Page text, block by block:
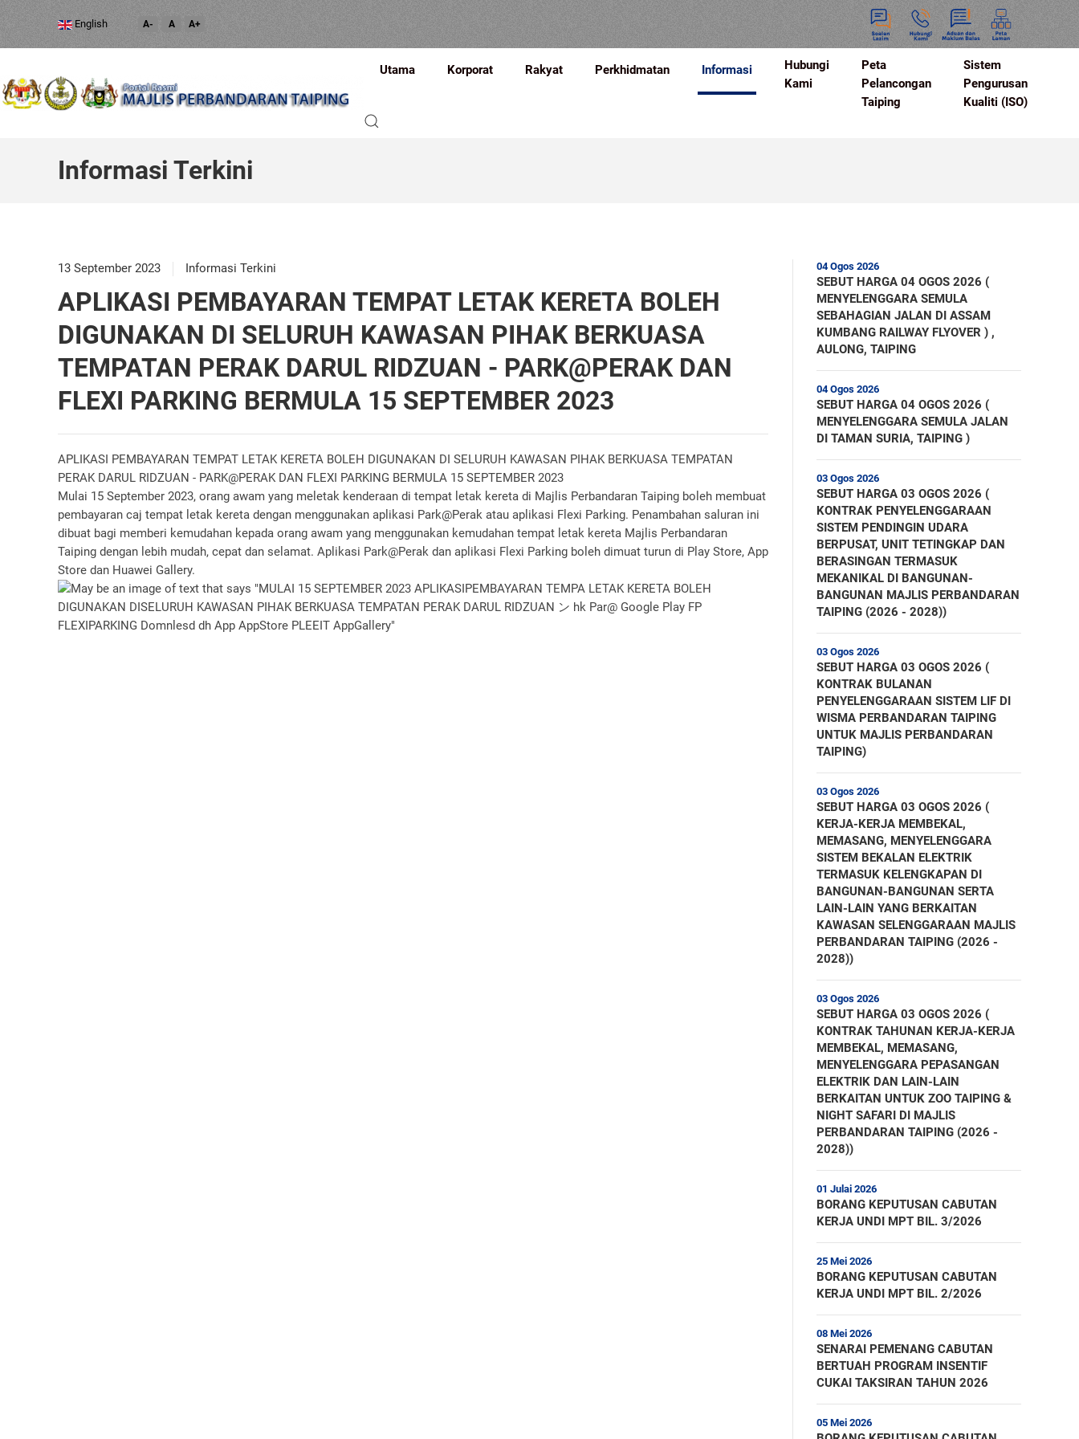
English A- A A+
Utama Korporat Rakyat Perkhidmatan Informasi
Hubungi
Kami
Peta
Pelancongan
Taiping
Sistem
Pengurusan
Kualiti (ISO)
Informasi Terkini
13 September 2023 Informasi Terkini
APLIKASI PEMBAYARAN TEMPAT LETAK KERETA BOLEH
DIGUNAKAN DI SELURUH KAWASAN PIHAK BERKUASA
TEMPATAN PERAK DARUL RIDZUAN - PARK@PERAK DAN
FLEXI PARKING BERMULA 15 SEPTEMBER 2023
APLIKASI PEMBAYARAN TEMPAT LETAK KERETA BOLEH DIGUNAKAN DI SELURUH KAWASAN PIHAK BERKUASA TEMPATAN
PERAK DARUL RIDZUAN - PARK@PERAK DAN FLEXI PARKING BERMULA 15 SEPTEMBER 2023
Mulai 15 September 2023, orang awam yang meletak kenderaan di tempat letak kereta di Majlis Perbandaran Taiping boleh membuat
pembayaran caj tempat letak kereta dengan menggunakan aplikasi Park@Perak atau aplikasi Flexi Parking. Penambahan saluran ini
dibuat bagi memberi kemudahan kepada orang awam yang menggunakan kemudahan tempat letak kereta Majlis Perbandaran
Taiping dengan lebih mudah, cepat dan selamat. Aplikasi Park@Perak dan aplikasi Flexi Parking boleh dimuat turun di Play Store, App
Store dan Huawei Gallery.
04 Ogos 2026
SEBUT HARGA 04 OGOS 2026 (
MENYELENGGARA SEMULA
SEBAHAGIAN JALAN DI ASSAM
KUMBANG RAILWAY FLYOVER ) ,
AULONG, TAIPING
04 Ogos 2026
SEBUT HARGA 04 OGOS 2026 (
MENYELENGGARA SEMULA JALAN
DI TAMAN SURIA, TAIPING )
03 Ogos 2026
SEBUT HARGA 03 OGOS 2026 (
KONTRAK PENYELENGGARAAN
SISTEM PENDINGIN UDARA
BERPUSAT, UNIT TETINGKAP DAN
BERASINGAN TERMASUK
MEKANIKAL DI BANGUNAN-
BANGUNAN MAJLIS PERBANDARAN
TAIPING (2026 - 2028))
03 Ogos 2026
SEBUT HARGA 03 OGOS 2026 (
KONTRAK BULANAN
PENYELENGGARAAN SISTEM LIF DI
WISMA PERBANDARAN TAIPING
UNTUK MAJLIS PERBANDARAN
TAIPING)
03 Ogos 2026
SEBUT HARGA 03 OGOS 2026 (
KERJA-KERJA MEMBEKAL,
MEMASANG, MENYELENGGARA
SISTEM BEKALAN ELEKTRIK
TERMASUK KELENGKAPAN DI
BANGUNAN-BANGUNAN SERTA
LAIN-LAIN YANG BERKAITAN
KAWASAN SELENGGARAAN MAJLIS
PERBANDARAN TAIPING (2026 -
2028))
03 Ogos 2026
SEBUT HARGA 03 OGOS 2026 (
KONTRAK TAHUNAN KERJA-KERJA
MEMBEKAL, MEMASANG,
MENYELENGGARA PEPASANGAN
ELEKTRIK DAN LAIN-LAIN
BERKAITAN UNTUK ZOO TAIPING &
NIGHT SAFARI DI MAJLIS
PERBANDARAN TAIPING (2026 -
2028))
01 Julai 2026
BORANG KEPUTUSAN CABUTAN
KERJA UNDI MPT BIL. 3/2026
25 Mei 2026
BORANG KEPUTUSAN CABUTAN
KERJA UNDI MPT BIL. 2/2026
08 Mei 2026
SENARAI PEMENANG CABUTAN
BERTUAH PROGRAM INSENTIF
CUKAI TAKSIRAN TAHUN 2026
05 Mei 2026